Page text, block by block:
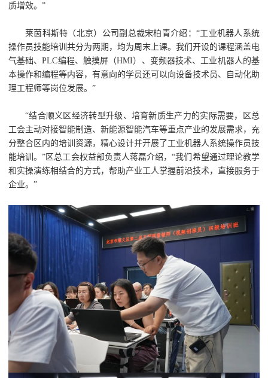
质增效。”
莱茵科斯特（北京）公司副总裁宋柏青介绍：“工业机器人系统
操作员技能培训共分为两期，均为周末上课。我们开设的课程涵盖电
气基础、PLC编程、触摸屏（HMI）、变频器技术、工业机器人的基
本操作和编程等内容，有意向的学员还可以向设备技术员、自动化助
理工程师等岗位发展。”
“结合顺义区经济转型升级、培育新质生产力的实际需要，区总
工会主动对接智能制造、新能源智能汽车等重点产业的发展需求，充
分整合区内的培训资源，精心设计并开展了工业机器人系统操作员技
能培训。”区总工会权益部负责人蒋磊介绍，“我们希望通过理论教学
和实操演练相结合的方式，帮助产业工人掌握前沿技术，直接服务于
企业。”